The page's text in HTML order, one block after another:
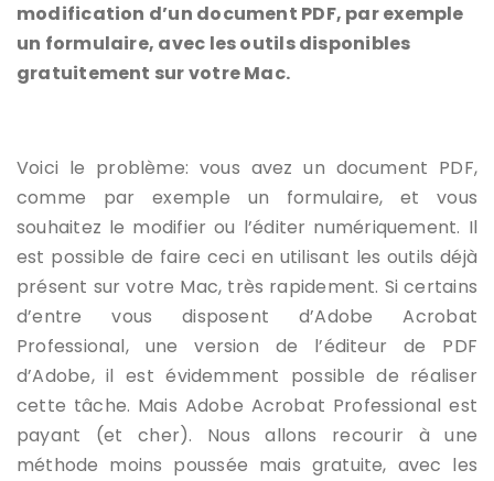
modification d’un document PDF, par exemple
un formulaire, avec les outils disponibles
gratuitement sur votre Mac.
Voici le problème: vous avez un document PDF,
comme par exemple un formulaire, et vous
souhaitez le modifier ou l’éditer numériquement. Il
est possible de faire ceci en utilisant les outils déjà
présent sur votre Mac, très rapidement. Si certains
d’entre vous disposent d’Adobe Acrobat
Professional, une version de l’éditeur de PDF
d’Adobe, il est évidemment possible de réaliser
cette tâche. Mais Adobe Acrobat Professional est
payant (et cher). Nous allons recourir à une
méthode moins poussée mais gratuite, avec les